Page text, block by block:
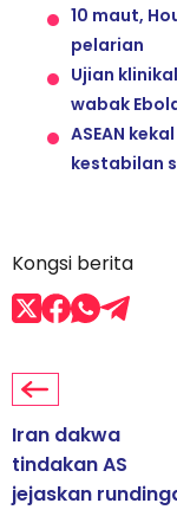
10 maut,
pelarian
Ujian
wabak
ASEAN
kestabilan
Kongsi berita
Iran dakwa
tindakan AS
jejaskan